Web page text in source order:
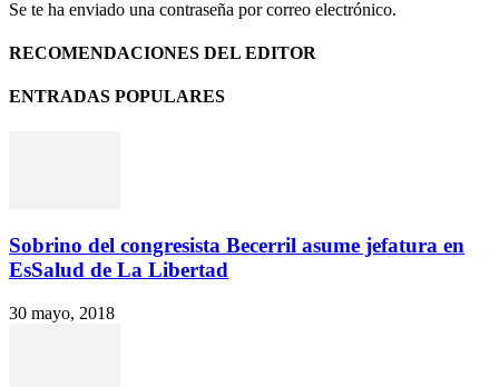
Se te ha enviado una contraseña por correo electrónico.
RECOMENDACIONES DEL EDITOR
ENTRADAS POPULARES
Sobrino del congresista Becerril asume jefatura en
EsSalud de La Libertad
30 mayo, 2018